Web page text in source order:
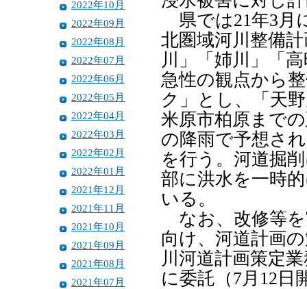
2022年10月
2022年09月
2022年08月
2022年07月
2022年06月
2022年05月
2022年04月
2022年03月
2022年02月
2022年01月
2021年12月
2021年11月
2021年10月
2021年09月
2021年08月
2021年07月
県では21年3月
北圏域河川整備
川」「姉川」「
急性の観点から
ク」とし、「天
米原市柏原まで
の降雨で予想さ
を行う。河道掘
部に洪水を一時
いる。
なお、改修等を
向け、河道計画
川河道計画策定
に委託（7月12日